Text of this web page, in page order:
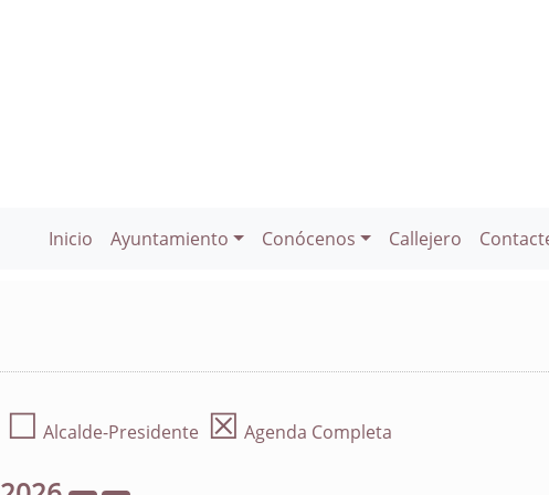
Inicio Ayuntamiento Conócenos Callejero
☐ Alcalde-Presidente ☒ Agenda Completa